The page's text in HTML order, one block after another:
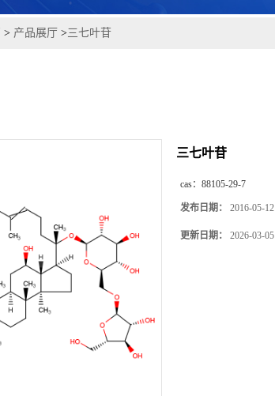
> 产品展厅 >三七叶苷
三七叶苷
cas： 88105-29-7
发布日期： 2016-05-12
更新日期： 2026-03-05